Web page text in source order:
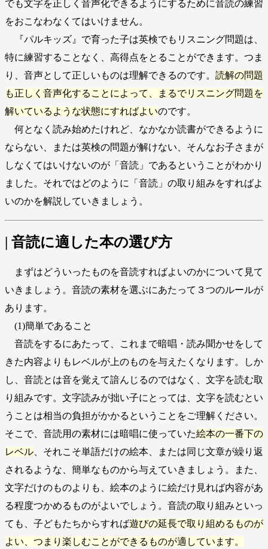
でも文字を正しく音声化できるようにするために音読の練習
をおこなわなくてはいけません。
『パルキッズ』で育った子は英検でもリスニング問題は、
特に練習することなく、高得点をとることができます。つま
り、音声として正しいものは理解できるのです。 読解の問題
も正しく音声化することによって、まるでリスニング問題を
解いているような状態にすればよいのです。
何となく読み始めたけれど、なかなか読書ができるように
ならない、または英検の問題が解けない、そんなお子さまが
しなくてはいけないのが「音読」であるということがわかり
ました。それではどのように「音読」の取り組みをすればよ
いのかを解説していきましょう。
| 音読に適した本の選び方
まずはどういったものを音読すればよいのかについて見て
いきましょう。音読の素材を選ぶにあたって３つのルールが
あります。
(1)簡単であること
音読をするにあたって、これまで暗唱・読み聞かせをして
きた内容よりもレベルが上のものを与えたくなります。しか
し、音読とは音を覚えて諳んじるのではなく、文字を読む取
り組みです。文字読みが拙い子にとっては、文字を読むとい
うことは相当の負担がかかるということをご理解ください。
そこで、音読用の素材には暗唱に使っていた絵本の一番下の
レベル 、それこそ単語だけの絵本、または同じ文章が繰り返
されるような、簡単なものから与えていきましょう。また、
文字だけのものよりも、絵本のように絵だけ見れば内容があ
る程度つかめるものがよいでしょう。音読の取り組みといっ
ても、子どもたちからすれば遊びの延長で取り組めるものが
よい、つまり楽しむことができるものが適しています。